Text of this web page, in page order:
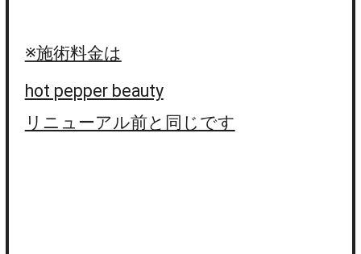
※施術料金は
hot pepper beauty
リニューアル前と同じです